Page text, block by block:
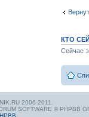
КТО
Сейчас
2006-2011.
SOFTWARE © PHPBB